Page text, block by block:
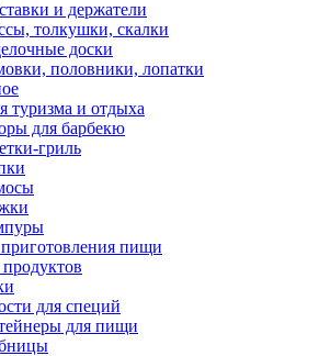
и держатели
толкушки, скалки
доски
половники, лопатки
туризма и отдыха
для барбекю
гриль
пищи
для специй
для пищи